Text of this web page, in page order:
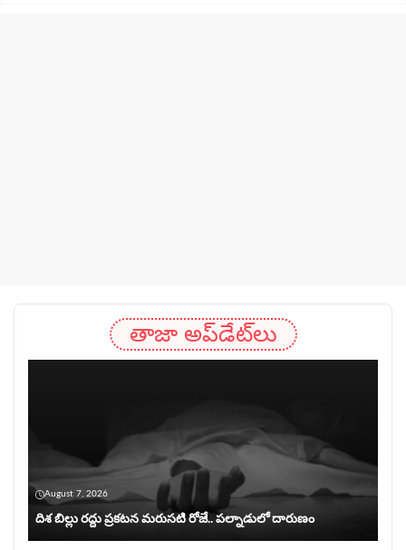
తాజా అప్‌డేట్‌లు
August 7, 2026
దిశ బిల్లు రద్దు ప్రకటన మరుసటి రోజే.. పల్నాడులో దారుణం